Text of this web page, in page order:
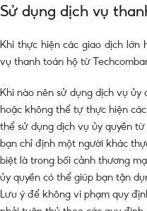
Sử dụng dịch vụ
Khi thực hiện các giao dịch lớn
vụ thanh toán hộ từ
Khi nào nên sử dụng dịch vụ ủy
hoặc không thể tự thực hiện
thể sử dụng dịch vụ ủy quyền
bạn chỉ định một người khác
biệt là trong bối cảnh thương
ủy quyền có thể giúp bạn tận
Lưu ý để không vi phạm quy